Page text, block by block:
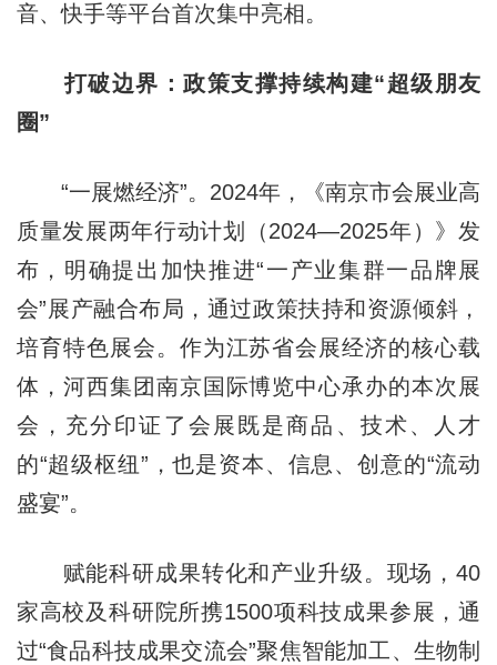
音、快手等平台首次集中亮相。
打破边界：政策支撑持续构建“超级朋友
圈”
“一展燃经济”。2024年，《南京市会展业高
质量发展两年行动计划（2024—2025年）》发
布，明确提出加快推进“一产业集群一品牌展
会”展产融合布局，通过政策扶持和资源倾斜，
培育特色展会。作为江苏省会展经济的核心载
体，河西集团南京国际博览中心承办的本次展
会，充分印证了会展既是商品、技术、人才
的“超级枢纽”，也是资本、信息、创意的“流动
盛宴”。
赋能科研成果转化和产业升级。现场，40
家高校及科研院所携1500项科技成果参展，通
过“食品科技成果交流会”聚焦智能加工、生物制